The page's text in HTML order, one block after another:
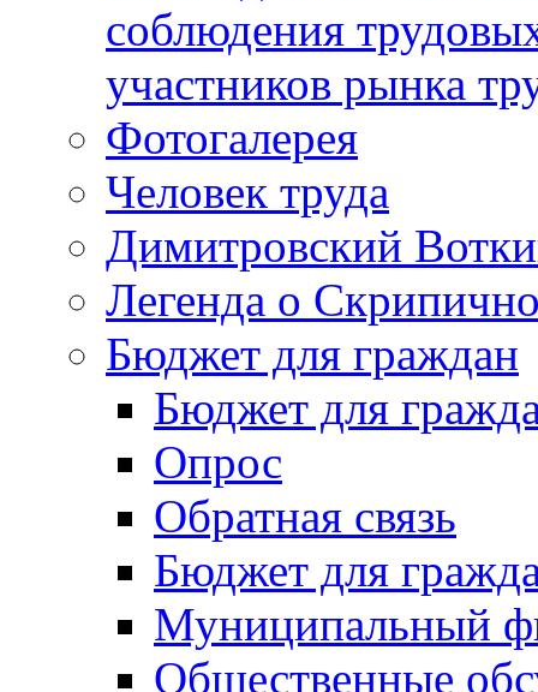
соблюдения
участников рынка
Фотогалерея
Человек труда
Димитровский
Легенда о
Бюджет для граждан
Бюджет для
Опрос
Обратная связь
Бюджет для
Муниципальный
Общественные